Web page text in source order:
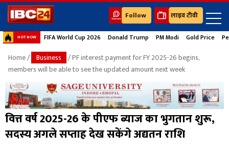
Follow लाइव टीवी
HOT NOW FIFA World Cup 2026 Donald Trump PM Modi Gold Price
Home/ Business
/ PF interest payment for FY 2025-26 begins,
members will be able to see the updated amount next week
वित्त वर्ष 2025-26 के पीएफ ब्याज का भुगतान शुरू,
सदस्य अगले सप्ताह देख सकेंगे अद्यतन राशि